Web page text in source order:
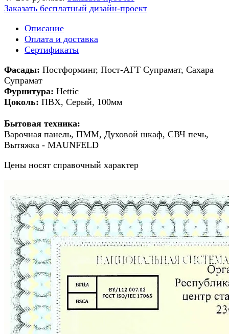
Заказать бесплатный дизайн-проект
Описание
Оплата и доставка
Сертификаты
Фасады: Постформинг, Пост-АГТ Супрамат, Сахара
Супрамат
Фурнитура: Hettic
Цоколь: ПВХ, Серый, 100мм
Бытовая техника:
Варочная панель, ПММ, Духовой шкаф, СВЧ печь,
Вытяжка - MAUNFELD
Цены носят справочный характер